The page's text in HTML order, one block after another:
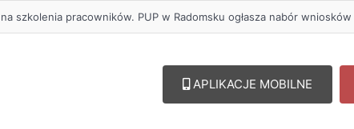
na szkolenia pracowników. PUP w Radomsku ogłasza nabór wniosków
APLIKACJE MOBILNE